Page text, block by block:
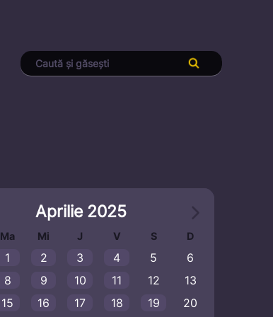
Aprilie 2025
Ma Mi J V S D
1 2 3 4 5
6
8 9 10 11 12
13
15 16 17 18 19 20